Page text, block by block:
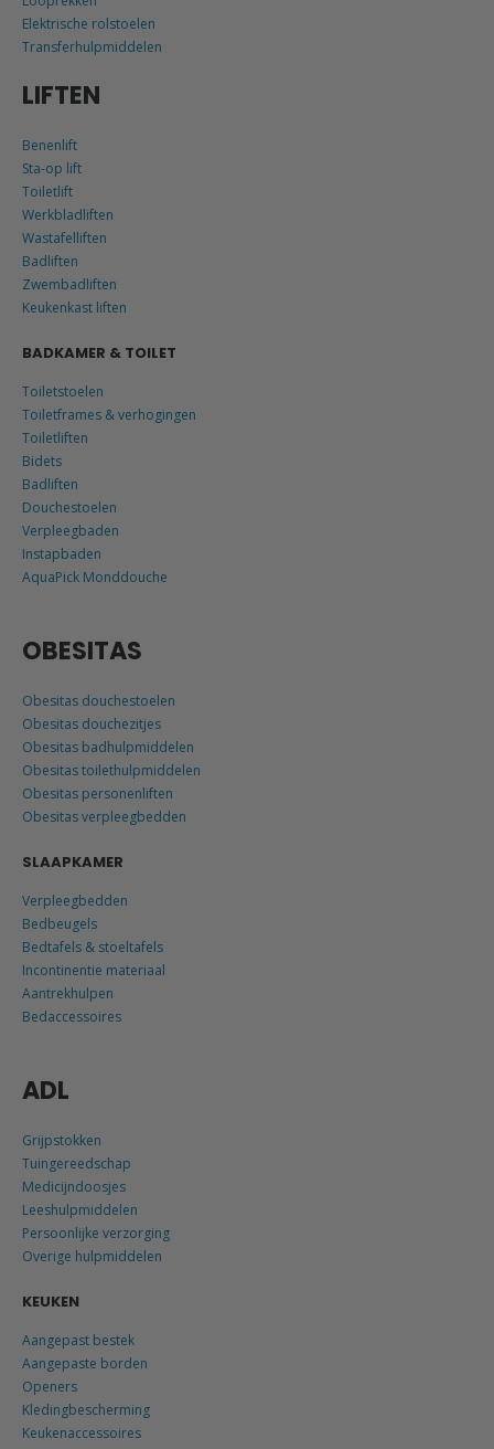
Elektrische rolstoelen
Transferhulpmiddelen
LIFTEN
Benenlift
Sta-op lift
Toiletlift
Werkbladliften
Wastafelliften
Badliften
Zwembadliften
Keukenkast liften
BADKAMER & TOILET
Toiletstoelen
Toiletframes & verhogingen
Toiletliften
Bidets
Badliften
Douchestoelen
Verpleegbaden
Instapbaden
AquaPick Monddouche
OBESITAS
Obesitas douchestoelen
Obesitas douchezitjes
Obesitas badhulpmiddelen
Obesitas toilethulpmiddelen
Obesitas personenliften
Obesitas verpleegbedden
SLAAPKAMER
Verpleegbedden
Bedbeugels
Bedtafels & stoeltafels
Incontinentie materiaal
Aantrekhulpen
Bedaccessoires
ADL
Grijpstokken
Tuingereedschap
Medicijndoosjes
Leeshulpmiddelen
Persoonlijke verzorging
Overige hulpmiddelen
KEUKEN
Aangepast bestek
Aangepaste borden
Openers
Kledingbescherming
Keukenaccessoires